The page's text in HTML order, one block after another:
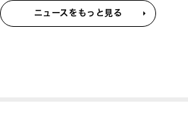
ニュースをもっと見る